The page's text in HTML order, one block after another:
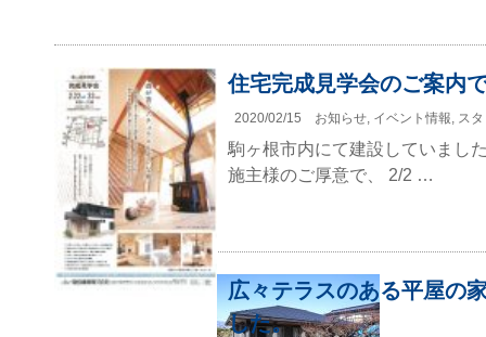
住宅完成見学会のご案内
2020/02/15 お知らせ, イベント情報, ス
駒ヶ根市内にて建設していまし
施主様のご厚意で、 2/2 …
広々テラスのある平屋の
した。